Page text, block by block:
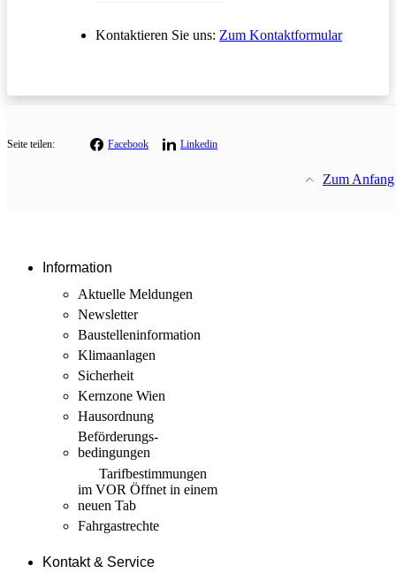
Kontaktieren Sie uns: Zum KontaktformularÖffnet in
Seite teilen: Facebook Linkedin
Zum Anfang
Information
Aktuelle Meldungen
Newsletter
Baustellen­information
Klimaanlagen
Sicherheit
Kernzone Wien
Hausordnung
Beförderungs­
bedingungen
Tarif­bestimmungen
im VOR Öffnet in einem
neuen Tab
Fahrgastrechte
Kontakt & Service